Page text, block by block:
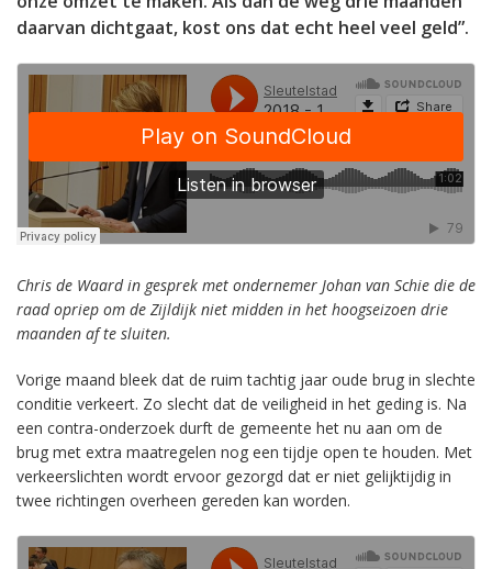
daarvan dichtgaat, kost ons dat echt heel veel geld”.
Chris de Waard in gesprek met ondernemer Johan van Schie die de
raad opriep om de Zijldijk niet midden in het hoogseizoen drie
maanden af te sluiten.
Vorige maand bleek dat de ruim tachtig jaar oude brug in slechte
conditie verkeert. Zo slecht dat de veiligheid in het geding is. Na
een contra-onderzoek durft de gemeente het nu aan om de
brug met extra maatregelen nog een tijdje open te houden. Met
verkeerslichten wordt ervoor gezorgd dat er niet gelijktijdig in
twee richtingen overheen gereden kan worden.